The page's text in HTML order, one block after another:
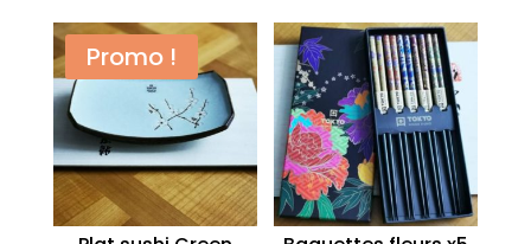
initial
était :
42,00 €.
actuel
est :
30,00 €.
Promo !